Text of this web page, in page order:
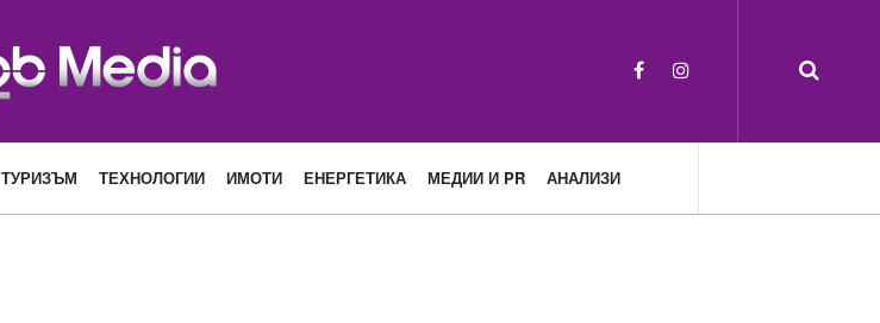
ТУРИЗЪМ ТЕХНОЛОГИИ ИМОТИ ЕНЕРГЕТИКА МЕДИИ И PR АНАЛИЗИ